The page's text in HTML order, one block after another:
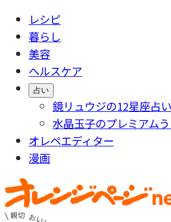
レシピ
暮らし
美容
ヘルスケア
占い
鏡リュウジの12星座占い
水晶玉子のプレミアム
オレペエディター
漫画